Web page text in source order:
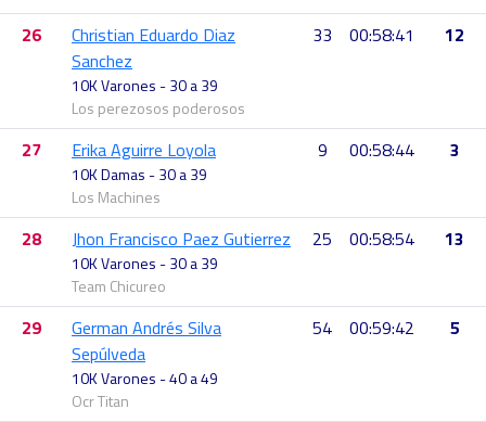
26
Christian Eduardo Diaz
Sanchez
10K Varones - 30 a 39
Los perezosos poderosos
33 00:58:41 12
27 Erika Aguirre Loyola
10K Damas - 30 a 39
Los Machines
9 00:58:44 3
28 Jhon Francisco Paez Gutierrez
10K Varones - 30 a 39
Team Chicureo
25 00:58:54 13
29
German Andrés Silva
Sepúlveda
10K Varones - 40 a 49
Ocr Titan
54 00:59:42 5